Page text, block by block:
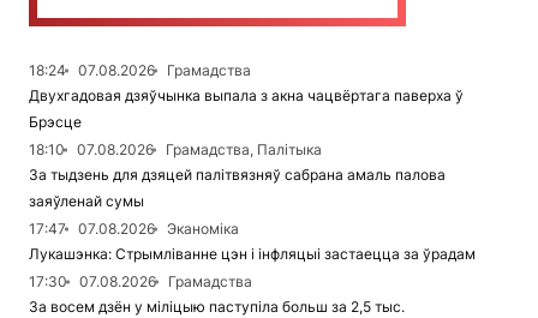
18:24 07.08.2026
Грамадства
Двухгадовая дзяўчынка выпала з акна чацвёртага паверха ў
Брэсце
18:10
07.08.2026
Грамадства, Палітыка
За тыдзень для дзяцей палітвязняў сабрана амаль палова
заяўленай сумы
17:47
07.08.2026
Эканоміка
Лукашэнка: Стрымліванне цэн і інфляцыі застаецца за ўрадам
17:30
07.08.2026
Грамадства
За восем дзён у міліцыю паступіла больш за 2,5 тыс.